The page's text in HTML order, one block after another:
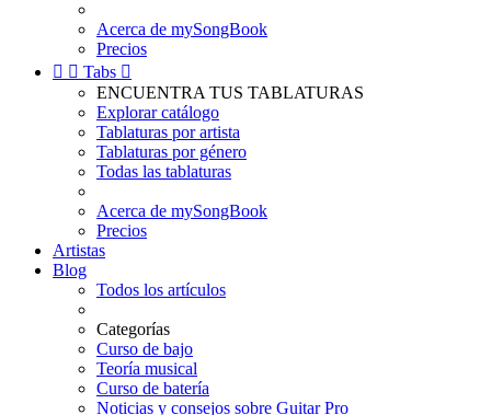
Acerca de mySongBook
Precios
  Tabs 
ENCUENTRA TUS TABLATURAS
Explorar catálogo
Tablaturas por artista
Tablaturas por género
Todas las tablaturas
Acerca de mySongBook
Precios
Artistas
Blog
Todos los artículos
Categorías
Curso de bajo
Teoría musical
Curso de batería
Noticias y consejos sobre Guitar Pro